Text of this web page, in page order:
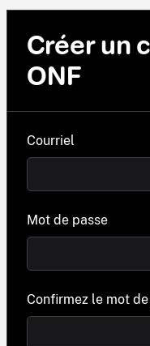
Créer un
ONF
Courriel
Mot de passe
Confirmez le mot